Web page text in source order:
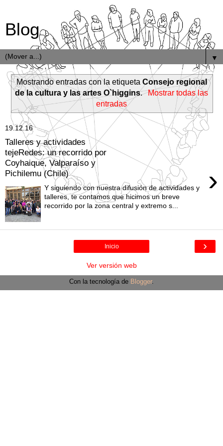
Blog
▼
Mostrando entradas con la etiqueta Consejo regional
de la cultura y las artes O`higgins. Mostrar todas las
entradas
19.12.16
Talleres y actividades
tejeRedes: un recorrido por
Coyhaique, Valparaíso y
Pichilemu (Chile)
›
Y siguiendo con nuestra difusión de actividades y
talleres, te contamos que hicimos un breve
recorrido por la zona central y extremo s...
›
Inicio
Ver versión web
Con la tecnología de Blogger.